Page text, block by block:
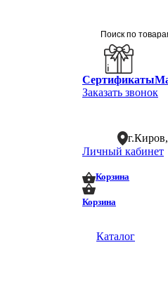
Сертификаты
Заказать звонок
Личный кабинет
Корзина
Корзина
Каталог